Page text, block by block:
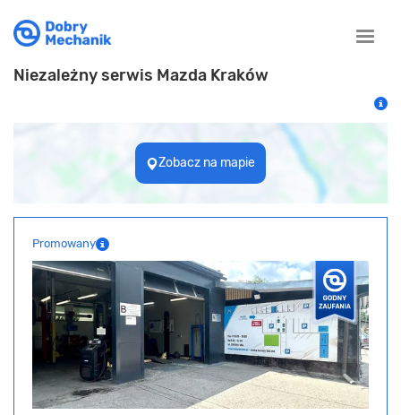
Toggle
Niezależny serwis Mazda Kraków
Zobacz na mapie
Promowany